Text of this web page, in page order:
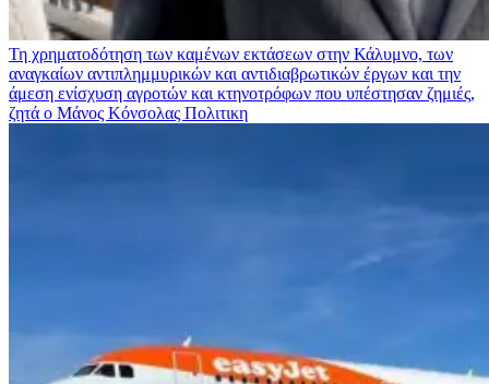
Τη χρηματοδότηση των καμένων εκτάσεων στην Κάλυμνο, των
αναγκαίων αντιπλημμυρικών και αντιδιαβρωτικών έργων και την
άμεση ενίσχυση αγροτών και κτηνοτρόφων που υπέστησαν ζημιές,
ζητά ο Μάνος Κόνσολας Πολιτικη